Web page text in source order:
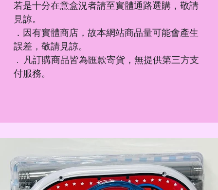
若是十分在意盒況者請至實體通路選購，敬請
見諒。
．因有實體商店，故本網站商品量可能會產生
誤差，敬請見諒。
． 凡訂購商品皆為匯款寄貨，無提供第三方支
付服務。